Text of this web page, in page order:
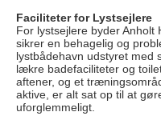
Faciliteter for Lystsejlere
For lystsejlere byder Anholt
sikrer en behagelig og
lystbådehavn udstyret med
lækre badefaciliteter og
aftener, og et
aktive, er alt sat op til at
uforglemmeligt.